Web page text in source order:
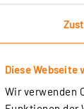
Diese Webseite
Wir verwenden
durch
Access
Benutzer
der